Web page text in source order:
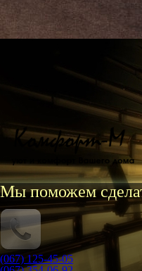
Мы поможем
(067) 125-45-05